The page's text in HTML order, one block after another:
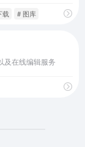
载 # 图库
及在线编辑服务